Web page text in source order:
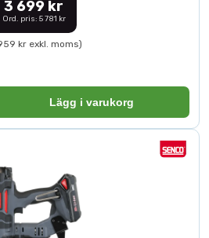
3 699 kr
Ord. pris: 5 781 kr
kr exkl. moms)
Lägg i varukorg